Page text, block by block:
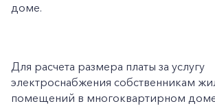
доме.
Для расчета размера платы за услугу
электроснабжения собственникам
помещений в многоквартирном